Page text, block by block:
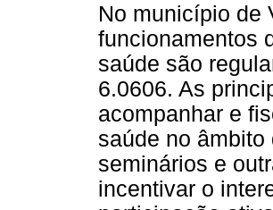
No município de
funcionamentos
saúde são
6.0606. As
acompanhar e
saúde no
seminários e
incentivar o